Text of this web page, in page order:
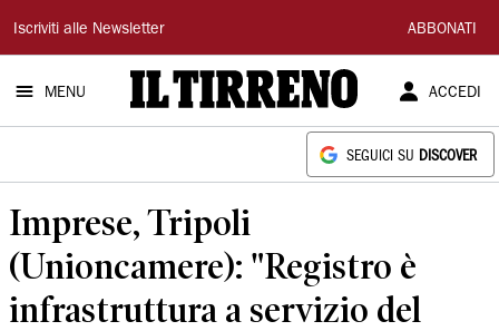
Il
Tirreno
Iscriviti alle Newsletter ABBONATI
MENU ACCEDI
SEGUICI SU DISCOVER
Imprese, Tripoli
(Unioncamere): "Registro è
infrastruttura a servizio del